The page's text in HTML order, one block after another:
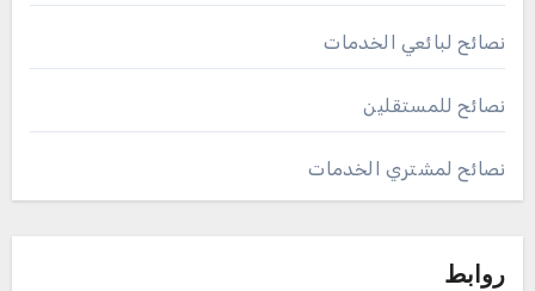
نصائح لبائعي الخدمات
نصائح للمستقلين
نصائح لمشتري الخدمات
روابط